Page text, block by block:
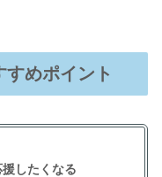
めポイント
したくなる